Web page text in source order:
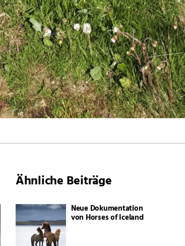
Ähnliche Beiträge
Neue Dokumentation
von Horses of Iceland